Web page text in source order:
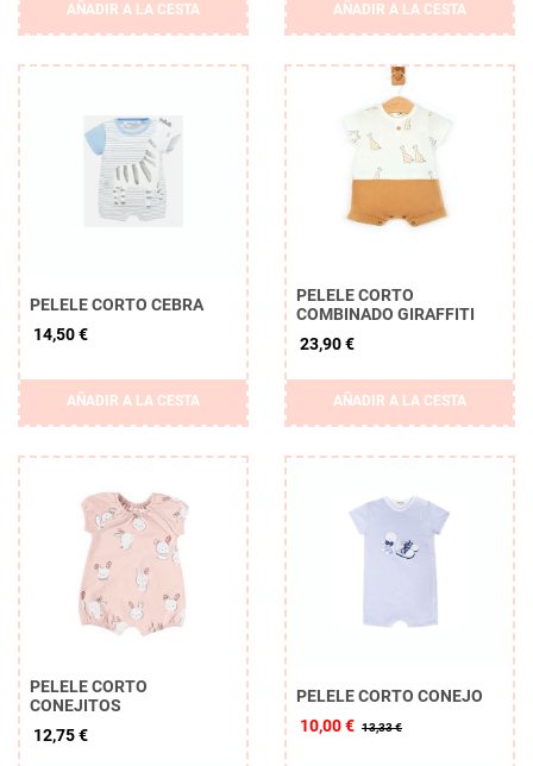
AÑADIR A LA CESTA AÑADIR A LA CESTA
PELELE CORTO CEBRA
14,50 €
AÑADIR A LA CESTA
PELELE CORTO
COMBINADO GIRAFFITI
23,90 €
AÑADIR A LA CESTA
PELELE CORTO
CONEJITOS
12,75 €
PELELE CORTO CONEJO
10,00 € 13,33 €